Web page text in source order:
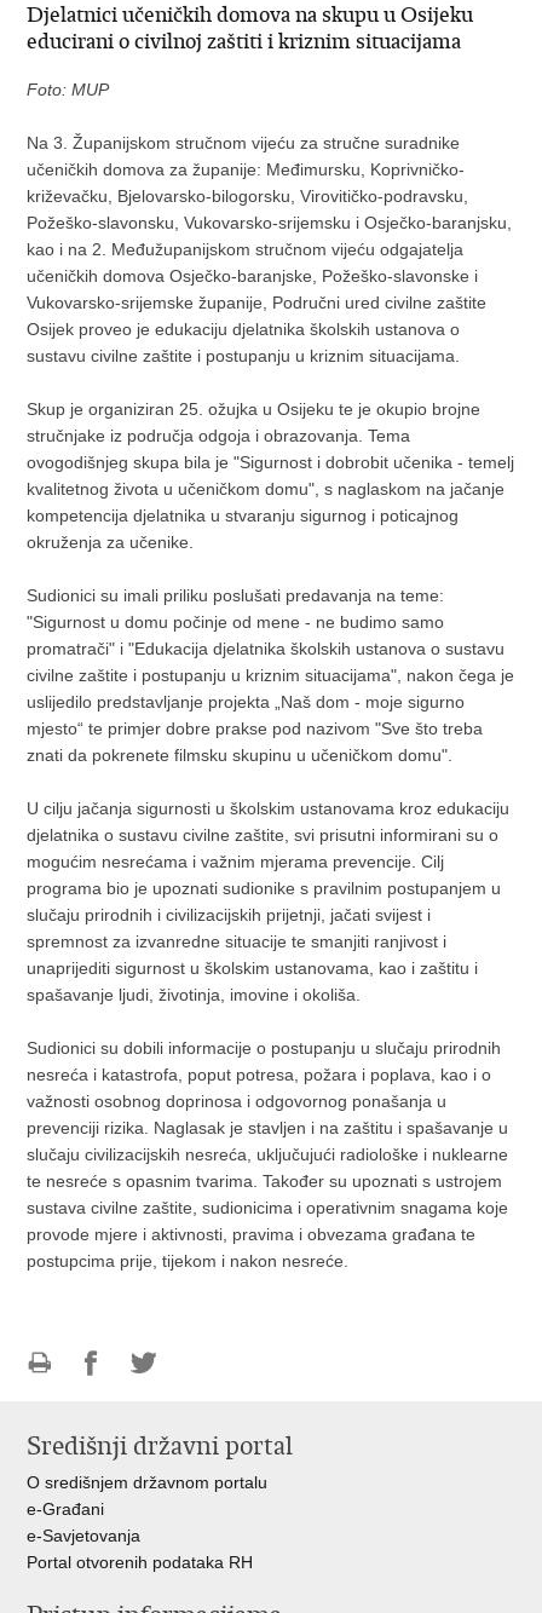
Djelatnici učeničkih domova na skupu u Osijeku
educirani o civilnoj zaštiti i kriznim situacijama
Foto: MUP
Na 3. Županijskom stručnom vijeću za stručne suradnike
učeničkih domova za županije: Međimursku, Koprivničko-
križevačku, Bjelovarsko-bilogorsku, Virovitičko-podravsku,
Požeško-slavonsku, Vukovarsko-srijemsku i Osječko-baranjsku,
kao i na 2. Međužupanijskom stručnom vijeću odgajatelja
učeničkih domova Osječko-baranjske, Požeško-slavonske i
Vukovarsko-srijemske županije, Područni ured civilne zaštite
Osijek proveo je edukaciju djelatnika školskih ustanova o
sustavu civilne zaštite i postupanju u kriznim situacijama.
Skup je organiziran 25. ožujka u Osijeku te je okupio brojne
stručnjake iz područja odgoja i obrazovanja. Tema
ovogodišnjeg skupa bila je "Sigurnost i dobrobit učenika - temelj
kvalitetnog života u učeničkom domu", s naglaskom na jačanje
kompetencija djelatnika u stvaranju sigurnog i poticajnog
okruženja za učenike.
Sudionici su imali priliku poslušati predavanja na teme:
"Sigurnost u domu počinje od mene - ne budimo samo
promatrači" i "Edukacija djelatnika školskih ustanova o sustavu
civilne zaštite i postupanju u kriznim situacijama", nakon čega je
uslijedilo predstavljanje projekta „Naš dom - moje sigurno
mjesto“ te primjer dobre prakse pod nazivom "Sve što treba
znati da pokrenete filmsku skupinu u učeničkom domu".
U cilju jačanja sigurnosti u školskim ustanovama kroz edukaciju
djelatnika o sustavu civilne zaštite, svi prisutni informirani su o
mogućim nesrećama i važnim mjerama prevencije. Cilj
programa bio je upoznati sudionike s pravilnim postupanjem u
slučaju prirodnih i civilizacijskih prijetnji, jačati svijest i
spremnost za izvanredne situacije te smanjiti ranjivost i
unaprijediti sigurnost u školskim ustanovama, kao i zaštitu i
spašavanje ljudi, životinja, imovine i okoliša.
Sudionici su dobili informacije o postupanju u slučaju prirodnih
nesreća i katastrofa, poput potresa, požara i poplava, kao i o
važnosti osobnog doprinosa i odgovornog ponašanja u
prevenciji rizika. Naglasak je stavljen i na zaštitu i spašavanje u
slučaju civilizacijskih nesreća, uključujući radiološke i nuklearne
te nesreće s opasnim tvarima. Također su upoznati s ustrojem
sustava civilne zaštite, sudionicima i operativnim snagama koje
provode mjere i aktivnosti, pravima i obvezama građana te
postupcima prije, tijekom i nakon nesreće.
FacebookuTwitteru
Središnji državni portal
O središnjem državnom portalu
e-Građani
e-Savjetovanja
Portal otvorenih podataka RH